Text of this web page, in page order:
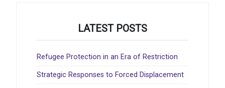
LATEST POSTS
Refugee Protection in an Era of Restriction
Strategic Responses to Forced Displacement